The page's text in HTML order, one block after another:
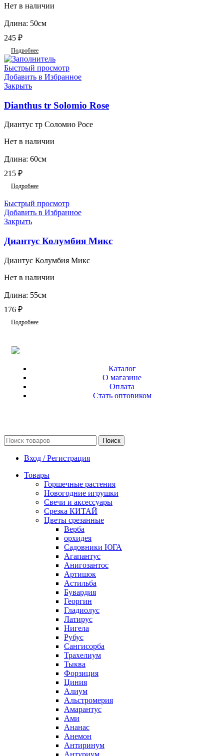
Нет в наличии
Длина: 50см
245 ₽
Подробнее
Быстрый просмотр
Добавить в Избранное
Закрыть
Dianthus tr Solomio Rose
Диантус тр Соломио Росе
Нет в наличии
Длина: 60см
215 ₽
Подробнее
Быстрый просмотр
Добавить в Избранное
Закрыть
Диантус Колумбия Микс
Диантус Колумбия Микс
Нет в наличии
Длина: 55см
176 ₽
Подробнее
Каталог
О магазине
Оплата
Стать оптовиком
Поиск
Вход / Регистрация
Товары
Горшечные растения
Новогодние игрушки
Свечи и аксессуары
Срезка КИТАЙ
Цветы срезанные
Верба
орхидея
Садовники ЮГА
Агапантус
Анигозантос
Артишок
Астильба
Бувардия
Георгин
Гладиолус
Латирус
Нигела
Рубус
Сангисорба
Трахелиум
Тыква
Форзиция
Циния
Алиум
Альстромерия
Амарантус
Ами
Ананас
Анемон
Антиринум
Антуриум